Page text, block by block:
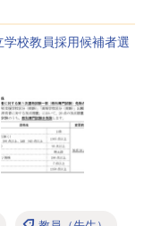
校教員採用候補者選